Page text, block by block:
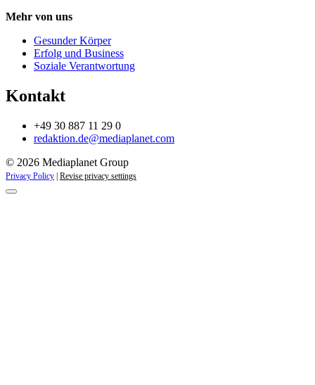
Mehr von uns
Gesunder Körper
Erfolg und Business
Soziale Verantwortung
Kontakt
+49 30 887 11 29 0
redaktion.de@mediaplanet.com
© 2026 Mediaplanet Group
Privacy Policy Revise privacy settings